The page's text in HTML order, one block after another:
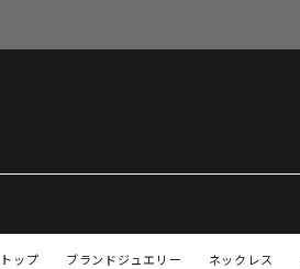
トップ ブランドジュエリー ネックレス